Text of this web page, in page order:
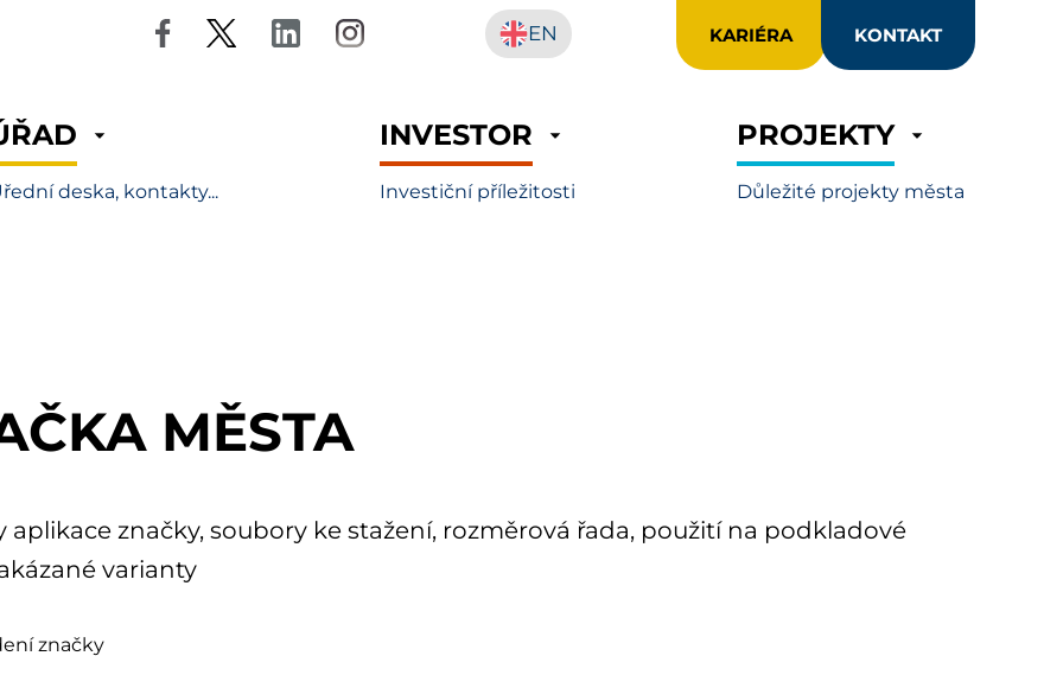
KARIÉRA KONTAKT
EN
deska, kontakty...
INVESTOR
Investiční příležitosti
PROJEKTY
Důležité projekty města
MĚSTA
aplikace značky, soubory ke stažení, rozměrová řada, použití na podkladové
varianty
značky